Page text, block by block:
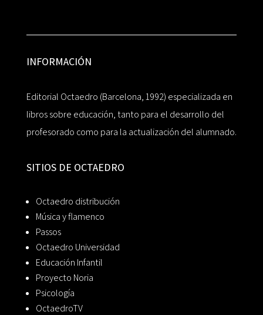
INFORMACIÓN
Editorial Octaedro (Barcelona, 1992) especializada en
libros sobre educación, tanto para el desarrollo del
profesorado como para la actualización del alumnado.
SITIOS DE OCTAEDRO
Octaedro distribución
Música y flamenco
Passos
Octaedro Universidad
Educación Infantil
Proyecto Noria
Psicología
OctaedroTV